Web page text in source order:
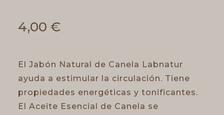
4,00 €
El Jabón Natural de Canela Labnatur
ayuda a estimular la circulación. Tiene
propiedades energéticas y tonificantes.
El Aceite Esencial de Canela se